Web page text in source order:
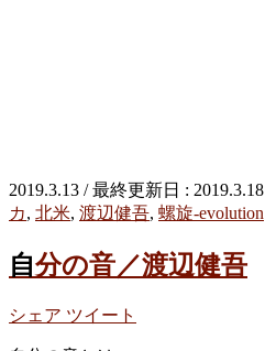
2019.3.13 / 最終更新日 : 2019.3.18
カ, 北米, 渡辺健吾, 螺旋-evolution
自分の音／渡辺健吾
シェア ツイート